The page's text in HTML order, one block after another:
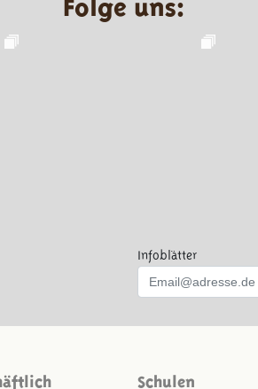
Folge uns:
Infoblätter
Schulen